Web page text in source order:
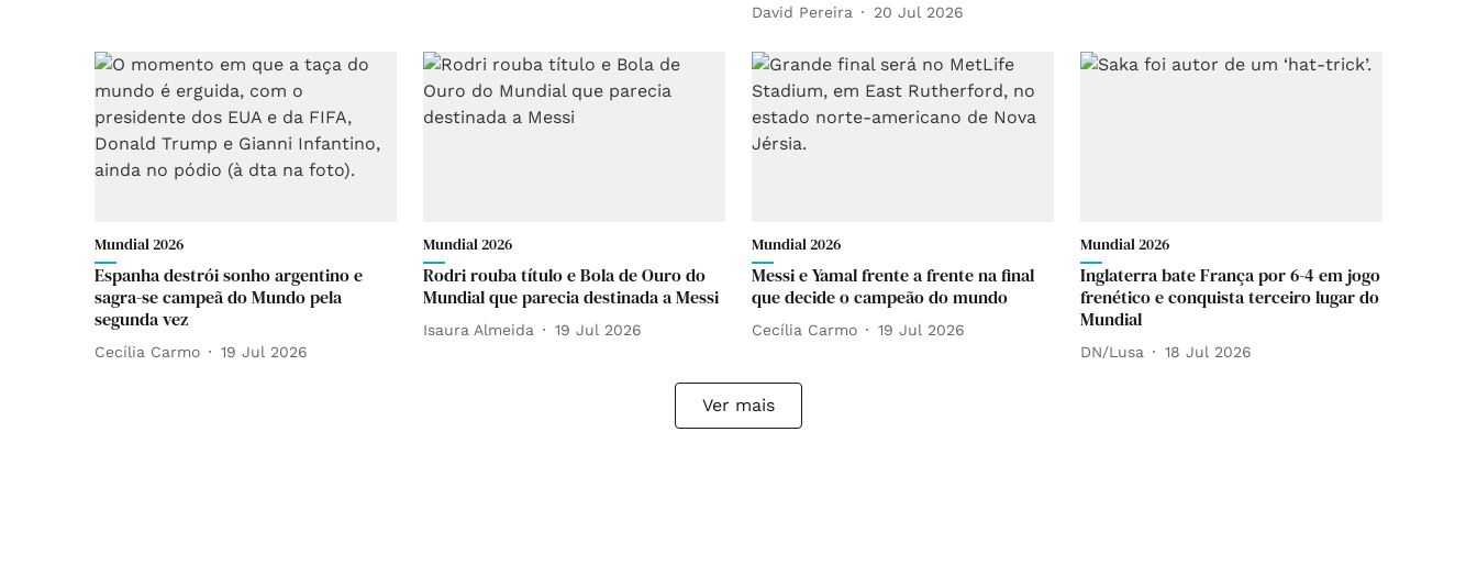
David Pereira 20 Jul 2026
Mundial 2026
Espanha destrói sonho argentino e
sagra-se campeã do Mundo pela
segunda vez
Cecília Carmo 19 Jul 2026
Mundial 2026
Rodri rouba título e Bola de Ouro do
Mundial que parecia destinada a Messi
Isaura Almeida 19 Jul 2026
Mundial 2026
Messi e Yamal frente a frente na final
que decide o campeão do mundo
Cecília Carmo 19 Jul 2026
Mundial 2026
Inglaterra bate França por 6-4 em jogo
frenético e conquista terceiro lugar do
Mundial
DN/Lusa 18 Jul 2026
Ver mais